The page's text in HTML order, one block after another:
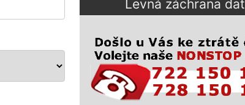
Levná záchrana dat